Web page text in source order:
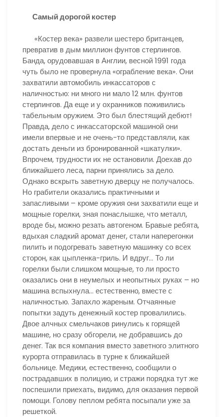
Самый дорогой костер
«Костер века» развели шестеро британцев,
превратив в дым миллион фунтов стерлингов.
Банда, орудовавшая в Англии, весной 1991 года
чуть было не провернула «ограбление века». Они
захватили автомобиль инкассаторов с
наличностью: ни много ни мало 12 млн. фунтов
стерлингов. Да еще и у охранников поживились
табельным оружием. Это был блестящий дебют!
Правда, дело с инкассаторской машиной они
имели впервые и не очень-то представляли, как
достать деньги из бронированной «шкатулки».
Впрочем, трудности их не остановили. Доехав до
ближайшего леса, парни принялись за дело.
Однако вскрыть заветную дверцу не получалось.
Но грабители оказались практичными и
запасливыми – кроме оружия они захватили еще и
мощные горелки, зная понаслышке, что металл,
вроде бы, можно резать автогеном. Бравые ребята,
вдыхая сладкий аромат денег, стали наперегонки
пилить и подогревать заветную машинку со всех
сторон, как цыпленка-гриль. И вдруг… То ли
горелки были слишком мощные, то ли просто
оказались они в неумелых и неопытных руках – но
машина вспыхнула… естественно, вместе с
наличностью. Запахло жареным. Отчаянные
попытки задуть денежный костер провалились.
Двое алчных смельчаков ринулись к горящей
машине, но сразу обгорели, не добравшись до
денег. Так вся компания вместо заветного элитного
курорта отправилась в турне к ближайшей
больнице. Медики, естественно, сообщили о
пострадавших в полицию, и стражи порядка тут же
поспешили приехать, видимо, для оказания первой
помощи. Голову пеплом ребята посыпали уже за
решеткой.